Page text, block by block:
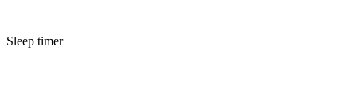
Sleep timer